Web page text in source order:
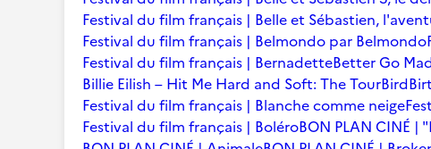
Festival du film français | Belle et Sébastien,
Festival du film français | Belmondo par Belmondo
Festival du film français | BernadetteBetter Go
Billie Eilish – Hit Me Hard and Soft: The TourBird
Festival du film français | Blanche comme neige
Festival du film français | BoléroBON PLAN CINÉ |